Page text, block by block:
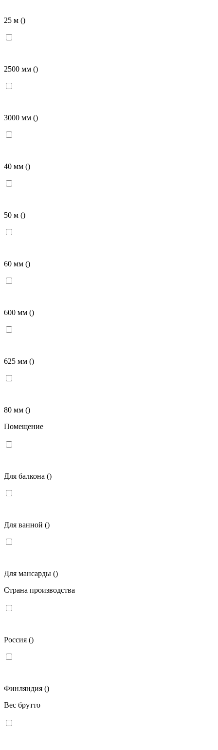
25 м ()
2500 мм ()
3000 мм ()
40 мм ()
50 м ()
60 мм ()
600 мм ()
625 мм ()
80 мм ()
Помещение
Для балкона ()
Для ванной ()
Для мансарды ()
Страна производства
Россия ()
Финляндия ()
Вес брутто